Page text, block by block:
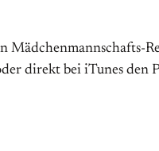
Mädchenmannschafts-
direkt bei iTunes den